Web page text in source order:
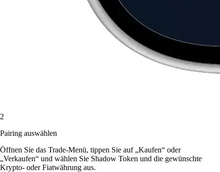
2
Pairing auswählen
Öffnen Sie das Trade-Menü, tippen Sie auf „Kaufen“ oder
„Verkaufen“ und wählen Sie Shadow Token und die gewünschte
Krypto- oder Fiatwährung aus.